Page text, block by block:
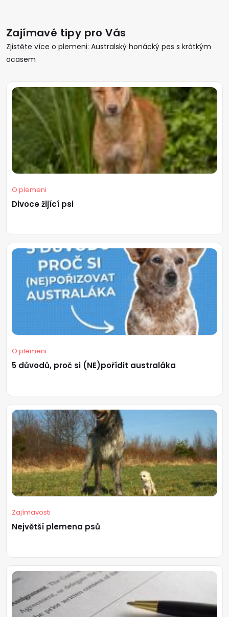
Zajímavé tipy pro Vás
Zjistěte více o plemeni: Australský honácký pes s krátkým
ocasem
O plemeni
Divoce žijící psi
O plemeni
5 důvodů, proč si (NE)pořídit australáka
Zajímavosti
Největší plemena psů